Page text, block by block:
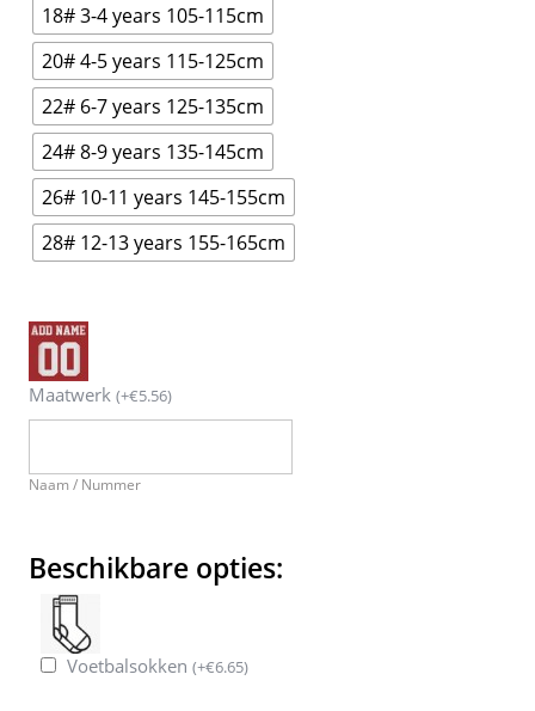
18# 3-4 years 105-115cm
20# 4-5 years 115-125cm
22# 6-7 years 125-135cm
24# 8-9 years 135-145cm
26# 10-11 years 145-155cm
28# 12-13 years 155-165cm
Maatwerk (+€5.56)
Naam / Nummer
Beschikbare opties:
Voetbalsokken (+€6.65)